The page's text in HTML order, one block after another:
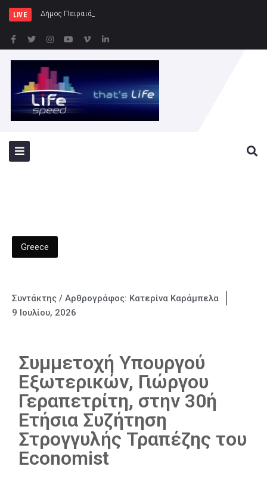
LIVE Δήμος Πειραιά : Συγκέντρωση ειδώ
Greece
Συντάκτης / Αρθρογράφος: Κατερίνα Καράμπελα
9 Ιουλίου, 2026
Συμμετοχή Υπουργού
Εξωτερικών, Γιώργου
Γεραπετρίτη, στην 30ή
Ετήσια Συζήτηση
Στρογγυλής Τραπέζης του
Economist